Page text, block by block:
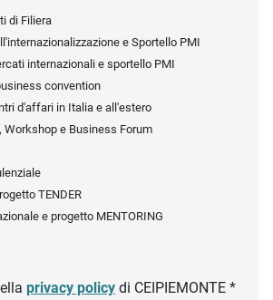
di Filiera
e Sportello PMI
internazionali e sportello PMI
convention
d'affari in Italia e all'estero
Workshop e Business Forum
TENDER
e progetto MENTORING
privacy policy di CEIPIEMONTE *